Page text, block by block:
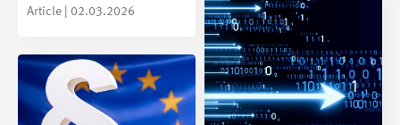
Article | 02.03.2026